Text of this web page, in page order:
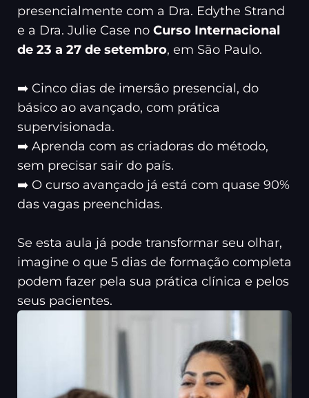
presencialmente com a Dra. Edythe Strand
e a Dra. Julie Case no Curso Internacional
de 23 a 27 de setembro, em São Paulo.
➡️ Cinco dias de imersão presencial, do
básico ao avançado, com prática
supervisionada.
➡️ Aprenda com as criadoras do método,
sem precisar sair do país.
➡️ O curso avançado já está com quase 90%
das vagas preenchidas.
Se esta aula já pode transformar seu olhar,
imagine o que 5 dias de formação completa
podem fazer pela sua prática clínica e pelos
seus pacientes.